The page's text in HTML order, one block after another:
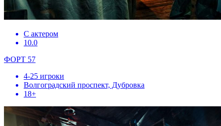
С актером
10.0
ФОРТ 57
4-25 игроки
Волгоградский проспект, Дубровка
18+